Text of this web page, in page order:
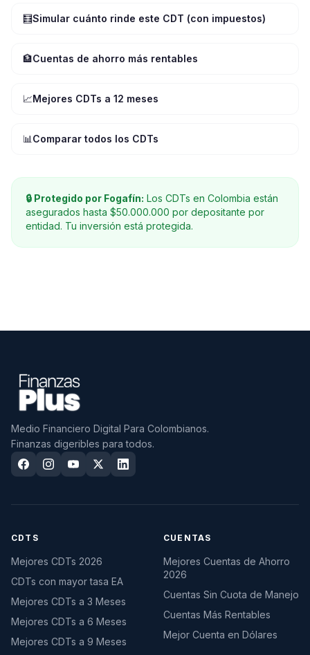
🧮Simular cuánto rinde este CDT (con impuestos)
🏦Cuentas de ahorro más rentables
📈Mejores CDTs a 12 meses
📊 Comparar todos los CDTs
🔒 Protegido por Fogafín: Los CDTs en Colombia están
asegurados hasta $50.000.000 por depositante por
entidad. Tu inversión está protegida.
Medio Financiero Digital Para Colombianos.
Finanzas digeribles para todos.
CDTS
Mejores CDTs 2026
CDTs con mayor tasa EA
Mejores CDTs a 3 Meses
Mejores CDTs a 6 Meses
Mejores CDTs a 9 Meses
CUENTAS
Mejores Cuentas de Ahorro
2026
Cuentas Sin Cuota de Manejo
Cuentas Más Rentables
Mejor Cuenta en Dólares